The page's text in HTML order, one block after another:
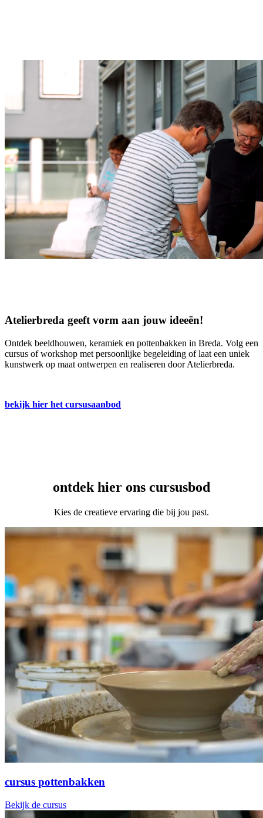
Atelierbreda geeft vorm aan jouw ideeën!
Ontdek beeldhouwen, keramiek en pottenbakken in Breda. Volg een
cursus of workshop met persoonlijke begeleiding of laat een uniek
kunstwerk op maat ontwerpen en realiseren door Atelierbreda.
bekijk hier het cursusaanbod
ontdek hier ons cursusbod
Kies de creatieve ervaring die bij jou past.
cursus pottenbakken
Bekijk de cursus